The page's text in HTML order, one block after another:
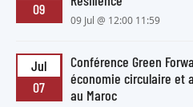
09
09 Jul @ 12:00 11:59
Jul
07
Conférence Green
économie circulaire et
au Maroc